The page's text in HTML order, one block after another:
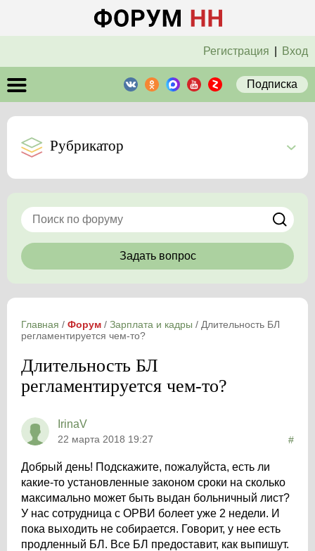
Регистрация Вход
Подписка
Рубрикатор
Задать вопрос
Главная / Форум / Зарплата и кадры / Длительность БЛ
регламентируется чем-то?
Длительность БЛ
регламентируется чем-то?
IrinaV
22 марта 2018 19:27 #
Добрый день! Подскажите, пожалуйста, есть ли
какие-то установленные законом сроки на сколько
максимально может быть выдан больничный лист?
У нас сотрудница с ОРВИ болеет уже 2 недели. И
пока выходить не собирается. Говорит, у нее есть
продленный БЛ. Все БЛ предоставит, как выпишут.